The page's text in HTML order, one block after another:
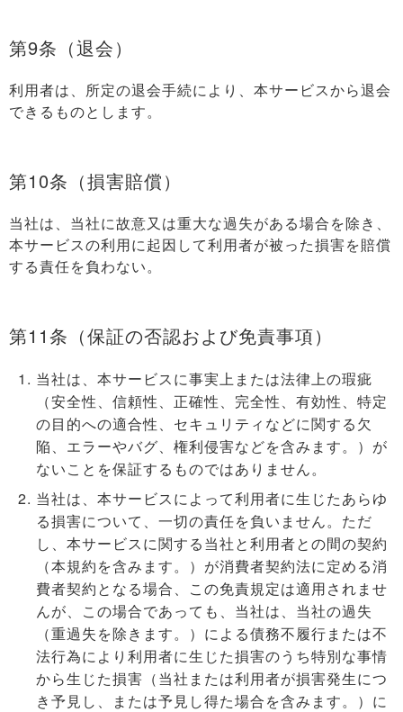
第9条（退会）
利用者は、所定の退会手続により、本サービスから退会
できるものとします。
第10条（損害賠償）
当社は、当社に故意又は重大な過失がある場合を除き、
本サービスの利用に起因して利用者が被った損害を賠償
する責任を負わない。
第11条（保証の否認および免責事項）
当社は、本サービスに事実上または法律上の瑕疵
（安全性、信頼性、正確性、完全性、有効性、特定
の目的への適合性、セキュリティなどに関する欠
陥、エラーやバグ、権利侵害などを含みます。）が
ないことを保証するものではありません。
当社は、本サービスによって利用者に生じたあらゆ
る損害について、一切の責任を負いません。ただ
し、本サービスに関する当社と利用者との間の契約
（本規約を含みます。）が消費者契約法に定める消
費者契約となる場合、この免責規定は適用されませ
んが、この場合であっても、当社は、当社の過失
（重過失を除きます。）による債務不履行または不
法行為により利用者に生じた損害のうち特別な事情
から生じた損害（当社または利用者が損害発生につ
き予見し、または予見し得た場合を含みます。）に